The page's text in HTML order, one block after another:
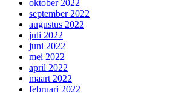
oktober 2022
september 2022
augustus 2022
juli 2022
juni 2022
mei 2022
april 2022
maart 2022
februari 2022